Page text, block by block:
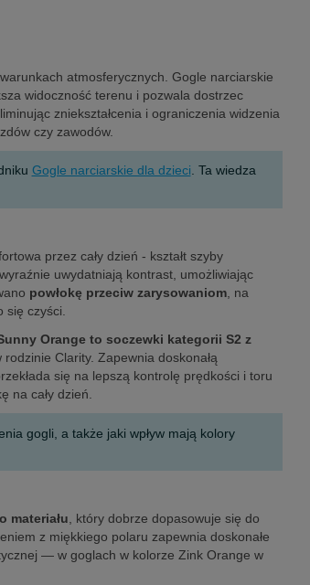
atmosferycznych. Gogle narciarskie
widoczność terenu i pozwala dostrzec
zniekształcenia i ograniczenia widzenia
czy zawodów.
Gogle narciarskie dla dzieci . Ta wiedza
przez cały dzień - kształt szyby
uwydatniają kontrast, umożliwiając
powłokę przeciw zarysowaniom , na
czyści.
Orange to soczewki kategorii S2 z
Clarity. Zapewnia doskonałą
się na lepszą kontrolę prędkości i toru
na cały dzień.
gogli, a także jaki wpływ mają kolory
materiału , który dobrze dopasowuje się do
z miękkiego polaru zapewnia doskonałe
— w goglach w kolorze Zink Orange w